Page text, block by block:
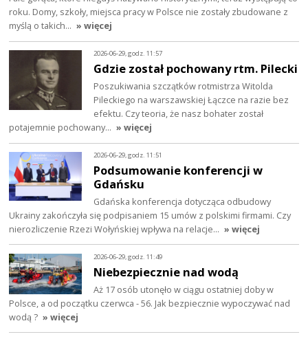
roku. Domy, szkoły, miejsca pracy w Polsce nie zostały zbudowane z
myślą o takich… » więcej
2026-06-29, godz. 11:57
Gdzie został pochowany rtm. Pilecki
Poszukiwania szczątków rotmistrza Witolda
Pileckiego na warszawskiej Łączce na razie bez
efektu. Czy teoria, że nasz bohater został
potajemnie pochowany… » więcej
2026-06-29, godz. 11:51
Podsumowanie konferencji w
Gdańsku
Gdańska konferencja dotycząca odbudowy
Ukrainy zakończyła się podpisaniem 15 umów z polskimi firmami. Czy
nierozliczenie Rzezi Wołyńskiej wpływa na relacje… » więcej
2026-06-29, godz. 11:49
Niebezpiecznie nad wodą
Aż 17 osób utonęło w ciągu ostatniej doby w
Polsce, a od początku czerwca - 56. Jak bezpiecznie wypoczywać nad
wodą ? » więcej